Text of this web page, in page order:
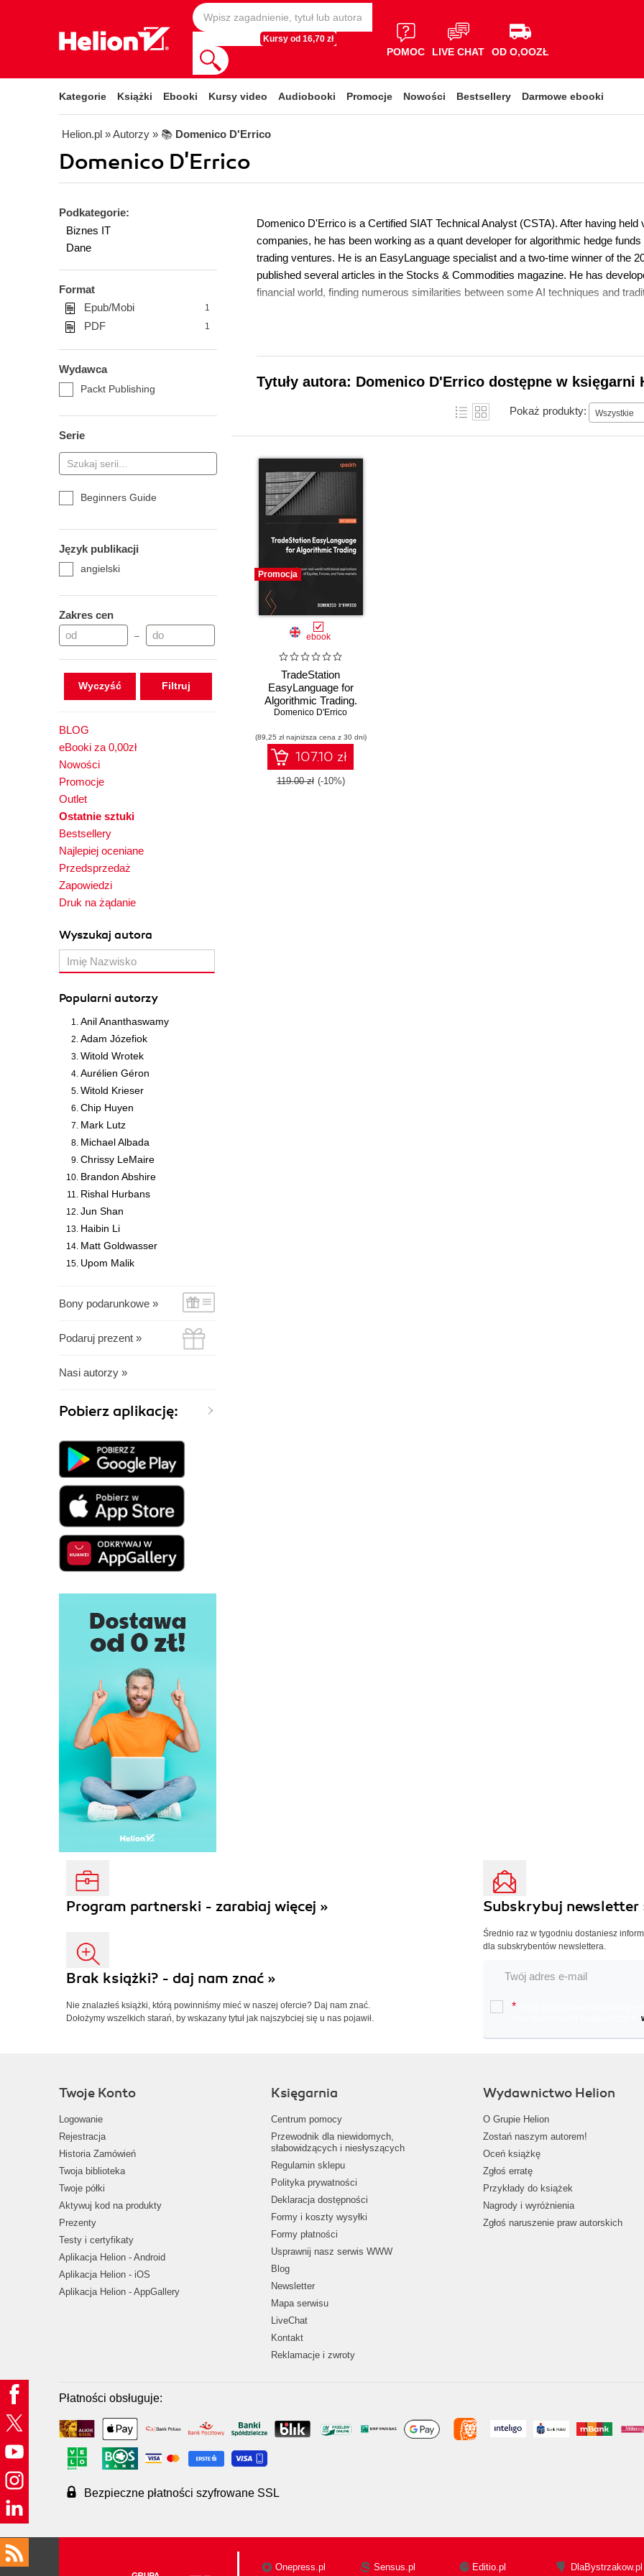
Kursy od 16,70 zł
POMOC LIVE CHAT OD O,OOZŁ
Kategorie Książki Ebooki Kursy video Audiobooki Promocje Nowości Bestsellery Darmowe ebooki
Helion.pl » Autorzy » 📚 Domenico D'Errico
Domenico D'Errico
Podkategorie:
Biznes IT
Dane
Format
Epub/Mobi
1
PDF 1
Wydawca
Packt Publishing
Serie
Beginners Guide
Język publikacji
angielski
Zakres cen
–
Wyczyść
BLOG
eBooki za 0,00zł
Nowości
Promocje
Outlet
Ostatnie sztuki
Bestsellery
Najlepiej oceniane
Przedsprzedaż
Zapowiedzi
Druk na żądanie
Wyszukaj autora
Popularni autorzy
Anil Ananthaswamy
Adam Józefiok
Witold Wrotek
Aurélien Géron
Witold Krieser
Chip Huyen
Mark Lutz
Michael Albada
Chrissy LeMaire
Brandon Abshire
Rishal Hurbans
Jun Shan
Haibin Li
Matt Goldwasser
Upom Malik
Bony podarunkowe »
Podaruj prezent »
Nasi autorzy »
Pobierz aplikację:
Domenico D'Errico is a Certified SIAT Technical Analyst (CSTA). After having
companies, he has been working as a quant developer for algorithmic hedge
trading ventures. He is an EasyLanguage specialist and a two-time winner of the
published several articles in the Stocks & Commodities magazine. He has
financial world, finding numerous similarities between some AI techniques and
Tytuły autora: Domenico D'Errico dostępne w księgarni
Pokaż produkty: Wszystkie
Promocja
ebook
TradeStation
EasyLanguage for
Algorithmic Trading.
Discover real-world
of Equities, Futures,
and Forex markets
Domenico D'Errico
(89,25 zł najniższa cena z 30 dni)
107.10 zł
119.00 zł (-10%)
Program partnerski - zarabiaj więcej »
Brak książki? - daj nam znać »
Nie znalazłeś książki, którą powinniśmy mieć w naszej ofercie? Daj nam znać.
Dołożymy wszelkich starań, by wskazany tytuł jak najszybciej się u nas pojawił.
Subskrybuj newsletter
Średnio raz w tygodniu dostaniesz
dla subskrybentów newslettera.
*
Twoje Konto
Logowanie
Rejestracja
Historia Zamówień
Twoja biblioteka
Twoje półki
Aktywuj kod na produkty
Prezenty
Testy i certyfikaty
Aplikacja Helion - Android
Aplikacja Helion - iOS
Aplikacja Helion - AppGallery
Księgarnia
Centrum pomocy
Przewodnik dla niewidomych,
słabowidzących i niesłyszących
Regulamin sklepu
Polityka prywatności
Deklaracja dostępności
Formy i koszty wysyłki
Formy płatności
Usprawnij nasz serwis WWW
Blog
Newsletter
Mapa serwisu
LiveChat
Kontakt
Reklamacje i zwroty
Wydawnictwo Helion
O Grupie Helion
Zostań naszym autorem!
Oceń książkę
Zgłoś erratę
Przykłady do książek
Nagrody i wyróżnienia
Zgłoś naruszenie praw autorskich
Płatności obsługuje:
Bezpieczne płatności szyfrowane SSL
Onepress.pl Sensus.pl Editio.pl DlaBystrzakow.pl